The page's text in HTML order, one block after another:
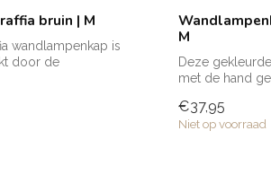
bruin | M
wandlampenkap is
door de
M
Deze
met de hand
€37,95
Niet op voorraad